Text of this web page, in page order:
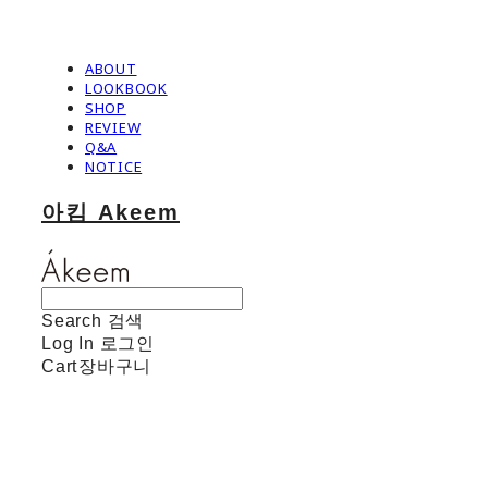
ABOUT
LOOKBOOK
SHOP
REVIEW
Q&A
NOTICE
아킴 Akeem
Search 검색
Log In 로그인
Cart장바구니